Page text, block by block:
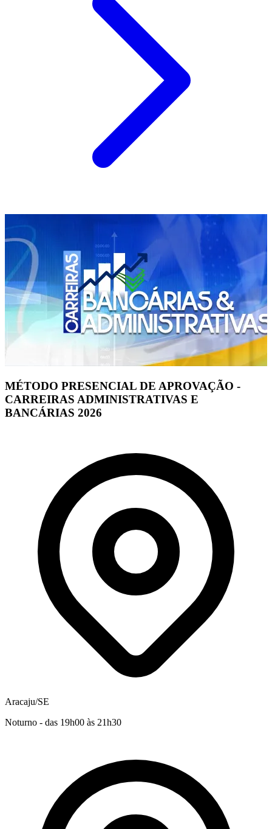
MÉTODO PRESENCIAL DE APROVAÇÃO -
CARREIRAS ADMINISTRATIVAS E
BANCÁRIAS 2026
Aracaju/SE
Noturno - das 19h00 às 21h30